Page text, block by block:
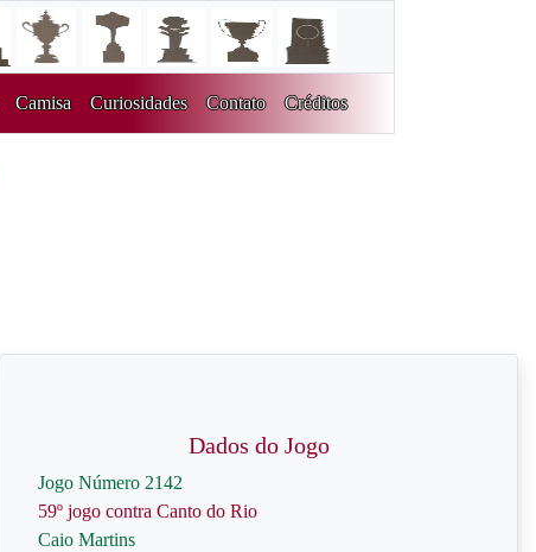
Camisa Curiosidades Contato Créditos
Dados do Jogo
Jogo Número 2142
59º jogo contra Canto do Rio
Caio Martins